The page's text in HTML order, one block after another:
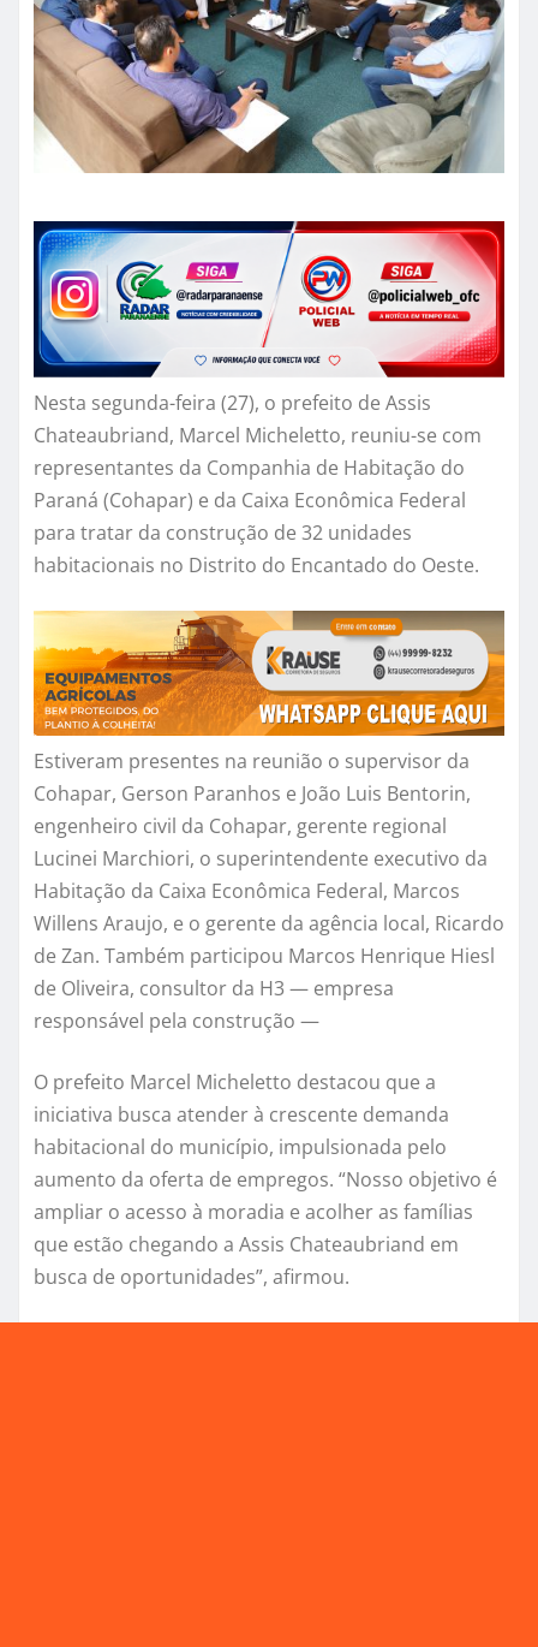
Nesta segunda-feira (27), o prefeito de Assis
Chateaubriand, Marcel Micheletto, reuniu-se com
representantes da Companhia de Habitação do
Paraná (Cohapar) e da Caixa Econômica Federal
para tratar da construção de 32 unidades
habitacionais no Distrito do Encantado do Oeste.
Estiveram presentes na reunião o supervisor da
Cohapar, Gerson Paranhos e João Luis Bentorin,
engenheiro civil da Cohapar, gerente regional
Lucinei Marchiori, o superintendente executivo da
Habitação da Caixa Econômica Federal, Marcos
Willens Araujo, e o gerente da agência local, Ricardo
de Zan. Também participou Marcos Henrique Hiesl
de Oliveira, consultor da H3 — empresa
responsável pela construção —
O prefeito Marcel Micheletto destacou que a
iniciativa busca atender à crescente demanda
habitacional do município, impulsionada pelo
aumento da oferta de empregos. “Nosso objetivo é
ampliar o acesso à moradia e acolher as famílias
que estão chegando a Assis Chateaubriand em
busca de oportunidades”, afirmou.